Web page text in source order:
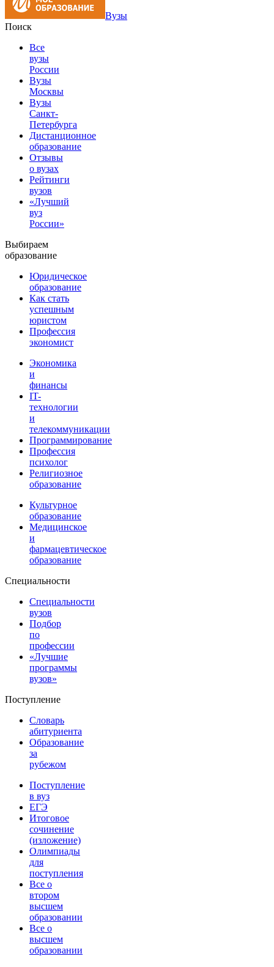
Вузы
Поиск
Все
вузы
России
Вузы
Москвы
Вузы
Санкт-
Петербурга
Дистанционное
образование
Отзывы
о вузах
Рейтинги
вузов
«Лучший
вуз
России»
Выбираем
образование
Юридическое
образование
Как стать
успешным
юристом
Профессия
экономист
Экономика
и
финансы
IT-
технологии
и
телекоммуникации
Программирование
Профессия
психолог
Религиозное
образование
Культурное
образование
Медицинское
и
фармацевтическое
образование
Специальности
Специальности
вузов
Подбор
по
профессии
«Лучшие
программы
вузов»
Поступление
Словарь
абитуриента
Образование
за
рубежом
Поступление
в вуз
ЕГЭ
Итоговое
сочинение
(изложение)
Олимпиады
для
поступления
Все о
втором
высшем
образовании
Все о
высшем
образовании